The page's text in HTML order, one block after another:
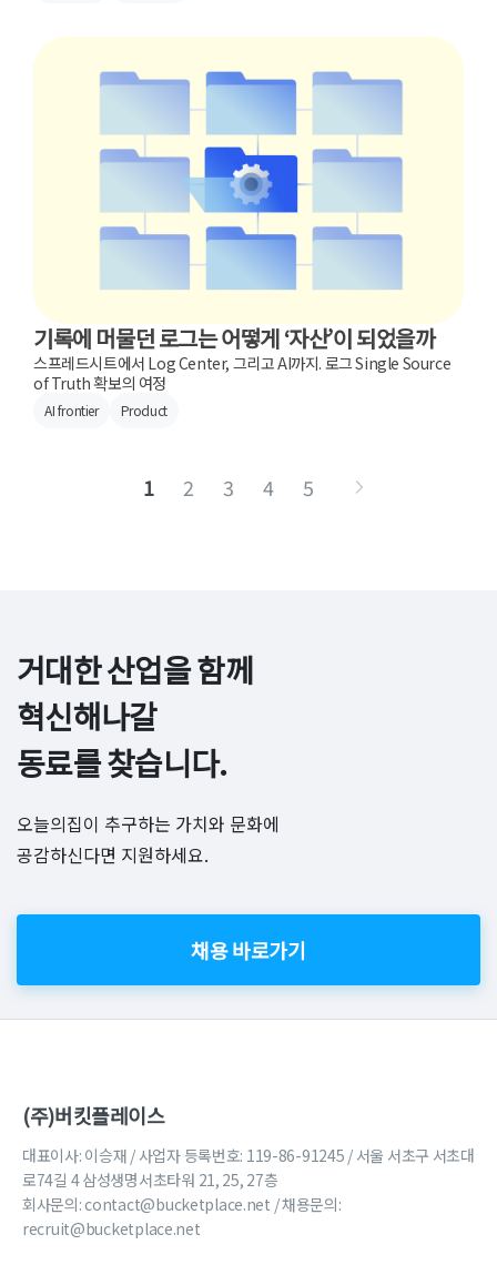
기록에 머물던 로그는 어떻게 ‘자산’이 되었을까
스프레드시트에서 Log Center, 그리고 AI까지. 로그 Single Source
of Truth 확보의 여정
AI frontier Product
1 2 3 4 5
거대한 산업을 함께
혁신해나갈
동료를 찾습니다.
오늘의집이 추구하는 가치와 문화에
공감하신다면 지원하세요.
채용 바로가기
(주)버킷플레이스
대표이사: 이승재 / 사업자 등록번호: 119-86-91245 / 서울 서초구 서초대
로74길 4 삼성생명서초타워 21, 25, 27층
회사문의: contact@bucketplace.net / 채용문의:
recruit@bucketplace.net